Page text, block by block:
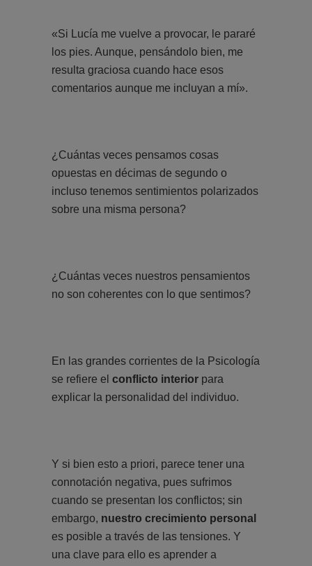
«Si Lucía me vuelve a provocar, le pararé
los pies. Aunque, pensándolo bien, me
resulta graciosa cuando hace esos
comentarios aunque me incluyan a mí».
¿Cuántas veces pensamos cosas
opuestas en décimas de segundo o
incluso tenemos sentimientos polarizados
sobre una misma persona?
¿Cuántas veces nuestros pensamientos
no son coherentes con lo que sentimos?
En las grandes corrientes de la Psicología
se refiere el conflicto interior para
explicar la personalidad del individuo.
Y si bien esto a priori, parece tener una
connotación negativa, pues sufrimos
cuando se presentan los conflictos; sin
embargo, nuestro crecimiento personal
es posible a través de las tensiones. Y
una clave para ello es aprender a